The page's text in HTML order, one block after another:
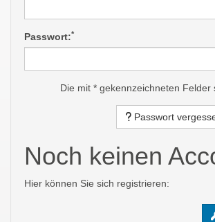
Passwort:*
Die mit * gekennzeichneten Felder
Passwort
Noch keinen
Hier können Sie sich registrieren: